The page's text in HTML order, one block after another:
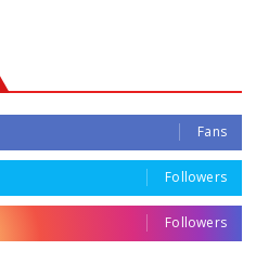
Fans
Followers
Followers